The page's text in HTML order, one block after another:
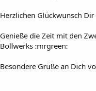
Herzlichen Glückwunsch
Genieße die Zeit mit den
Bollwerks :mrgreen:
Besondere Grüße an Dich